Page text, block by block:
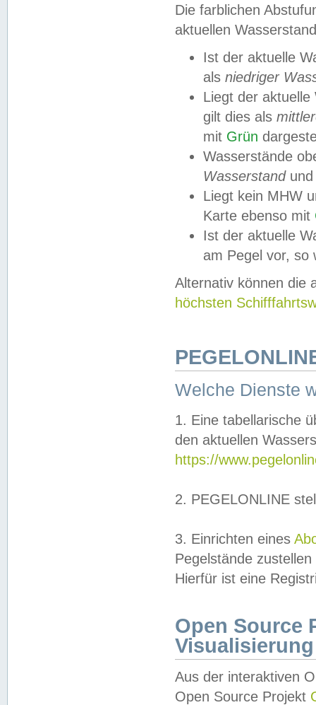
Die farblichen
aktuellen
Ist der aktuelle
als niedriger
Liegt der
gilt dies als
mit Grün
Wasserstände
Wasserstandund
Liegt kein MHW
Karte ebenso mit
Ist der aktuelle
am Pegel vor,
Alternativ können die
höchsten
Welche Dienste
1. Eine tabellarische
den aktuellen
https://
2. PEGELONLINE
3. Einrichten eines
Pegelstände
Hierfür ist eine
Open Source
Visualisierung
Aus der interaktiven
Open Source Projekt